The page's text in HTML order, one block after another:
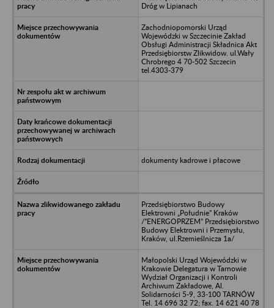
Dróg w Lipianach
Zachodniopomorski Urząd
Wojewódzki w Szczecinie Zakład
Obsługi Administracji Składnica Akt
Przedsiębiorstw Zlikwidow. ul.Wały
Chrobrego 4 70-502 Szczecin
tel.4303-379
dokumenty kadrowe i płacowe
Przedsiębiorstwo Budowy
Elektrowni „Południe” Kraków
/”ENERGOPRZEM” Przedsiębiorstwo
Budowy Elektrowni i Przemysłu,
Kraków, ul.Rzemieślnicza 1a/
Małopolski Urząd Wojewódzki w
Krakowie Delegatura w Tarnowie
Wydział Organizacji i Kontroli
Archiwum Zakładowe, Al.
Solidarności 5-9, 33-100 TARNÓW
Tel. 14 696 32 72; fax. 14 621 40 78